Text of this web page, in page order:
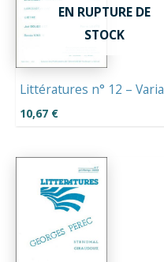
EN RUPTURE DE
STOCK
Littératures n° 12 – Varia
10,67 €